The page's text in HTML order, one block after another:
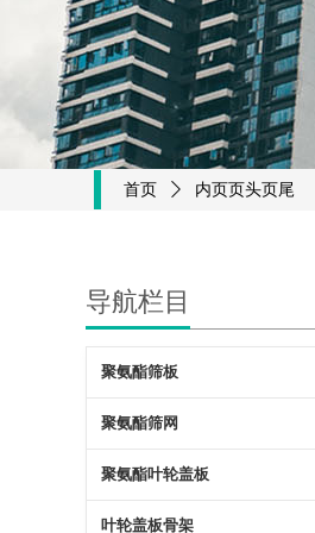
导航栏目
聚氨酯筛板
聚氨酯筛网
聚氨酯叶轮盖板
叶轮盖板骨架
首页 ꄲ 内页页头页尾